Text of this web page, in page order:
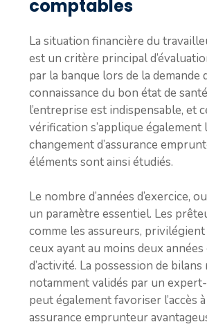
comptables
La situation financière du
est un critère principal
par la banque lors de la demande
connaissance du bon état de
l’entreprise est indispensable, et
vérification s’applique également
changement d’assurance
éléments sont ainsi étudiés.
Le nombre d’années d’exercice,
un paramètre essentiel. Les
comme les assureurs,
ceux ayant au moins deux
d’activité. La possession de
notamment validés par un
peut également favoriser l’accès
assurance emprunteur